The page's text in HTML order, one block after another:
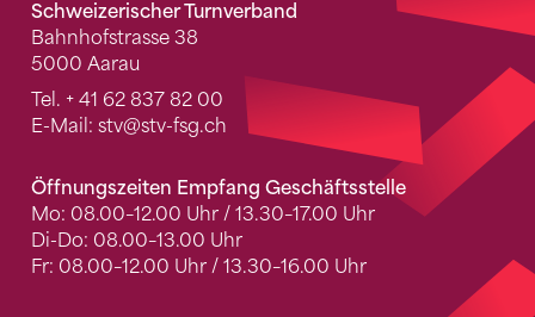
Schweizerischer Turnverband
Bahnhofstrasse 38
5000 Aarau
Tel. + 41 62 837 82 00
E-Mail: stv@stv-fsg.ch
Öffnungszeiten Empfang Geschäftsstelle
Mo: 08.00–12.00 Uhr / 13.30–17.00 Uhr
Di-Do: 08.00–13.00 Uhr
Fr: 08.00–12.00 Uhr / 13.30–16.00 Uhr